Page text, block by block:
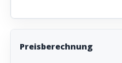
Preisberechnung